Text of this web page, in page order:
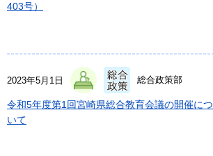
403号）
2023年5月1日 総合政策部
令和5年度第1回宮崎県総合教育会議の開催につ
いて